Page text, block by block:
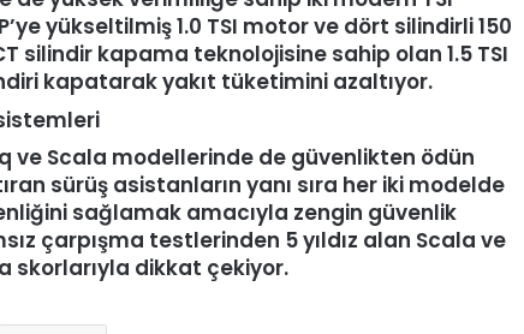
yükseltilmiş 1.0 TSI motor ve dört silindirli 150
silindir kapama teknolojisine sahip olan 1.5 TSI
kapatarak yakıt tüketimini azaltıyor.
ve Scala modellerinde de güvenlikten ödün
sürüş asistanların yanı sıra her iki modelde
sağlamak amacıyla zengin güvenlik
çarpışma testlerinden 5 yıldız alan Scala ve
skorlarıyla dikkat çekiyor.